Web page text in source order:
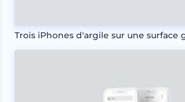
Trois iPhones d'argile sur une surface